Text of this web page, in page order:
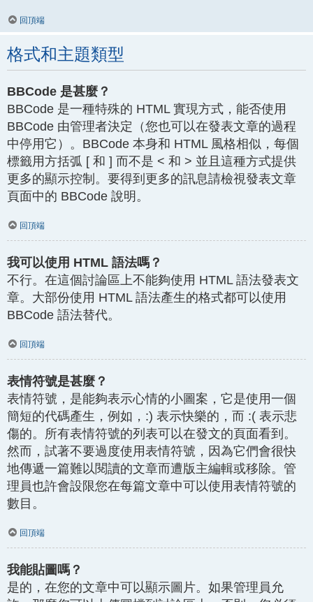
回頂端
格式和主題類型
BBCode 是甚麼？
BBCode 是一種特殊的 HTML 實現方式，能否使用
BBCode 由管理者決定（您也可以在發表文章的過程
中停用它）。BBCode 本身和 HTML 風格相似，每個
標籤用方括弧 [ 和 ] 而不是 < 和 > 並且這種方式提供
更多的顯示控制。要得到更多的訊息請檢視發表文章
頁面中的 BBCode 說明。
回頂端
我可以使用 HTML 語法嗎？
不行。在這個討論區上不能夠使用 HTML 語法發表文
章。大部份使用 HTML 語法產生的格式都可以使用
BBCode 語法替代。
回頂端
表情符號是甚麼？
表情符號，是能夠表示心情的小圖案，它是使用一個
簡短的代碼產生，例如，:) 表示快樂的，而 :( 表示悲
傷的。所有表情符號的列表可以在發文的頁面看到。
然而，試著不要過度使用表情符號，因為它們會很快
地傳遞一篇難以閱讀的文章而遭版主編輯或移除。管
理員也許會設限您在每篇文章中可以使用表情符號的
數目。
回頂端
我能貼圖嗎？
是的，在您的文章中可以顯示圖片。如果管理員允